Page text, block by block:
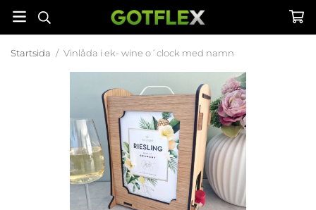
Startsida / Vinlåda i ek- wine o´clock med namn